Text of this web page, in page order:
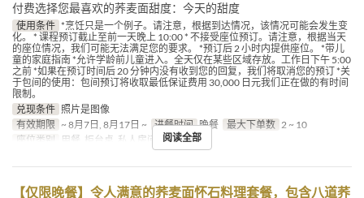
付费选择您最喜欢的荞麦面甜度：今天的甜度
使用条件 *烹饪只是一个例子。请注意，根据到达情况，该情况可能会发生变
化。 * 课程预订截止至前一天晚上 10:00 * 不接受座位预订。请注意，根据当天
的座位情况，我们可能无法满足您的要求。 *预订后 2 小时内提供座位。 *带儿
童的家庭指南 *允许学龄前儿童进入。全天仅在某些区域存放。工作日下午 5:00
之前 *如果在预订时间后 20 分钟内没有收到您的回复，我们将取消您的预订 *关
于包间的使用：包间预订将收取最低保证费用 30,000 日元我们正在做的有时间
限制。
兑现条件 照片是图像
有效期限 ~ 8月7日, 8月17日 ~ 进餐时间 晚餐 最大下单数 2 ~ 10
座位类别
用餐, 柜台桌, 私人房间 阅读全部
【仅限晚餐】令人满意的荞麦面怀石料理套餐，包含八道荞